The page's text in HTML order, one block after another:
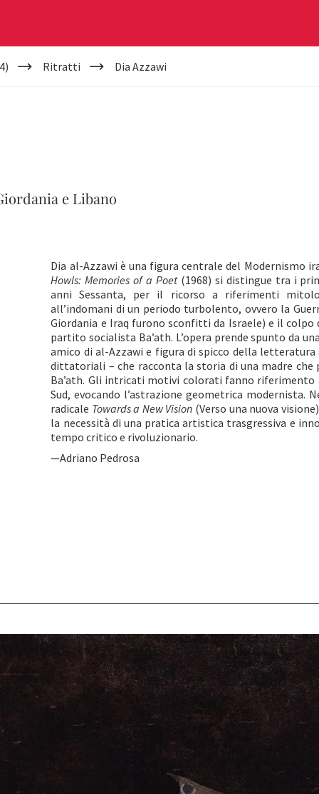
Ritratti Dia Azzawi
e Libano
Dia al-Azzawi è una figura centrale del Modernismo
Howls: Memories of a Poet(1968) si distingue tra i
anni Sessanta, per il ricorso a riferimenti
all’indomani di un periodo turbolento, ovvero la
Giordania e Iraq furono sconfitti da Israele) e il
partito socialista Ba’ath. L’opera prende spunto da
amico di al-Azzawi e figura di spicco della
dittatoriali – che racconta la storia di una madre
Ba’ath. Gli intricati motivi colorati fanno
Sud, evocando l’astrazione geometrica modernista.
radicale Towards a New Vision (Verso una nuova
la necessità di una pratica artistica trasgressiva e
tempo critico e rivoluzionario.
—Adriano Pedrosa